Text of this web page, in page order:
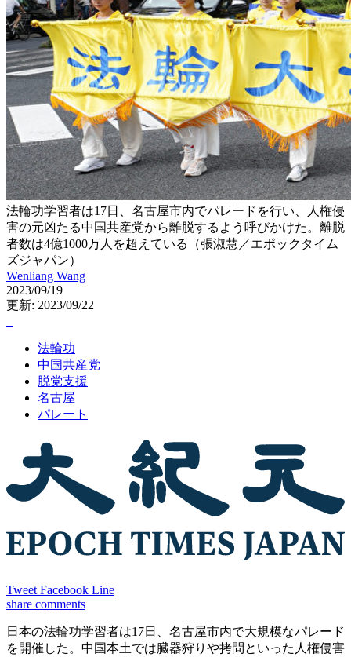
法輪功学習者は17日、名古屋市内でパレードを行い、人権侵
害の元凶たる中国共産党から離脱するよう呼びかけた。離脱
者数は4億1000万人を超えている（張淑慧／エポックタイム
ズジャパン）
Wenliang Wang
2023/09/19
更新: 2023/09/22
法輪功
中国共産党
脱党支援
名古屋
パレート
Tweet Facebook Line
share comments
日本の法輪功学習者は17日、名古屋市内で大規模なパレード
を開催した。中国本土では臓器狩りや拷問といった人権侵害